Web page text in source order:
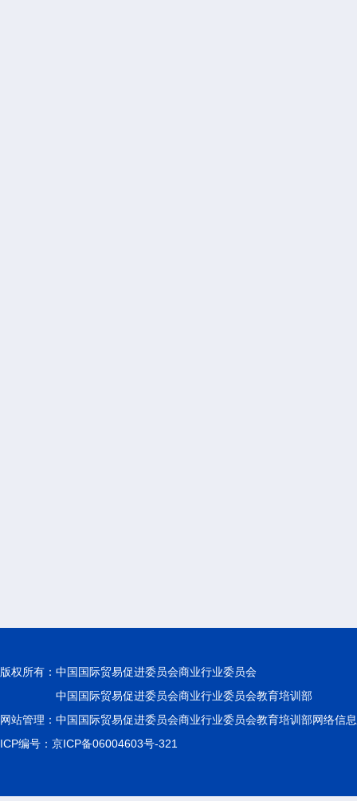
版权所有： 中国国际贸易促进委员会商业行业委员会
中国国际贸易促进委员会商业行业委员会教育培训部
网站管理：中国国际贸易促进委员会商业行业委员会教育培训部网络信
ICP编号：京ICP备06004603号-321